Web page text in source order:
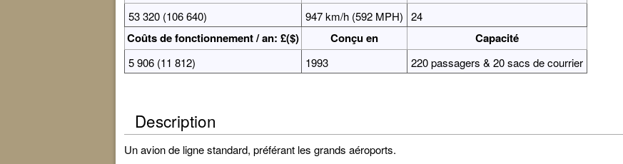
53 320 (106 640) 947 km/h (592 MPH) 24
Coûts de fonctionnement / an: £($) Conçu en Capacité
5 906 (11 812) 1993 220 passagers & 20 sacs de courrier
Description
Un avion de ligne standard, préférant les grands aéroports.